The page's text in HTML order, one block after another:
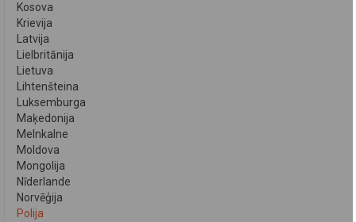
Kosova
Krievija
Latvija
Lielbritānija
Lietuva
Lihtenšteina
Luksemburga
Maķedonija
Melnkalne
Moldova
Mongolija
Nīderlande
Norvēģija
Polija